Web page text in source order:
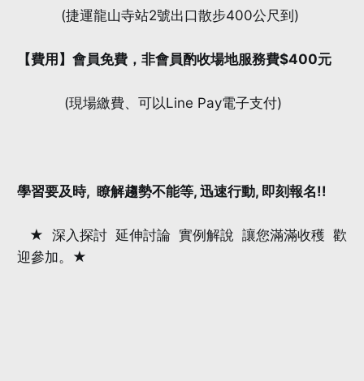
(捷運龍山寺站2號出口散步400公尺到)
【費用】會員免費，非會員酌收場地服務費$400元
(現場繳費、可以Line Pay電子支付)
學習要及時, 瞭解趨勢不能等, 迅速行動, 即刻報名!!
★ 深入探討 延伸討論 實例解說 讓您滿滿收穫 歡
迎參加。★